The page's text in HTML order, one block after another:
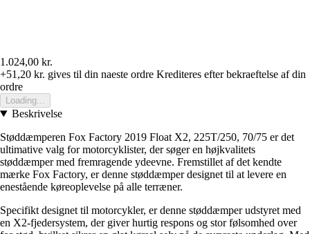
1.024,00 kr.
+51,20 kr. gives til din naeste ordre Krediteres efter bekraeftelse af din
ordre
Loading...
Beskrivelse
Støddæmperen Fox Factory 2019 Float X2, 225T/250, 70/75 er det
ultimative valg for motorcyklister, der søger en højkvalitets
støddæmper med fremragende ydeevne. Fremstillet af det kendte
mærke Fox Factory, er denne støddæmper designet til at levere en
enestående køreoplevelse på alle terræner.
Specifikt designet til motorcykler, er denne støddæmper udstyret med
en X2-fjedersystem, der giver hurtig respons og stor følsomhed over